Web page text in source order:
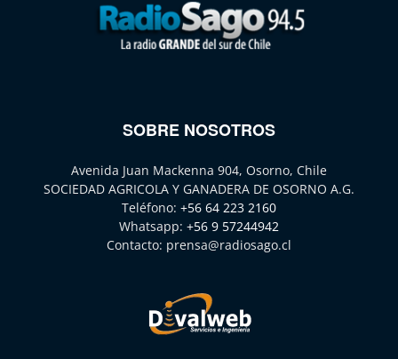
SOBRE NOSOTROS
Avenida Juan Mackenna 904, Osorno, Chile
SOCIEDAD AGRICOLA Y GANADERA DE OSORNO A.G.
Teléfono: +56 64 223 2160
Whatsapp: +56 9 57244942
Contacto: prensa@radiosago.cl